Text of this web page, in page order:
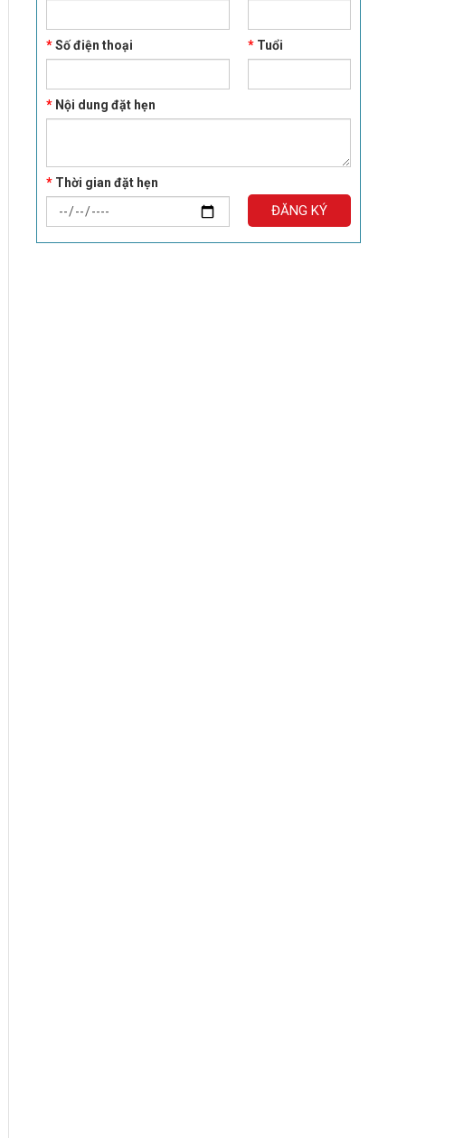
*Số điện thoại *Tuổi
*Nội dung đặt hẹn
*Thời gian đặt hẹn
ĐĂNG KÝ